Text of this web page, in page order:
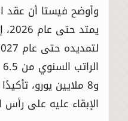
وأوضح فيستا أن عقد
و8 ملايين يورو،
الإبقاء عليه على رأس